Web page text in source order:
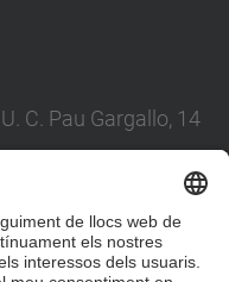
C. Pau Gargallo, 14